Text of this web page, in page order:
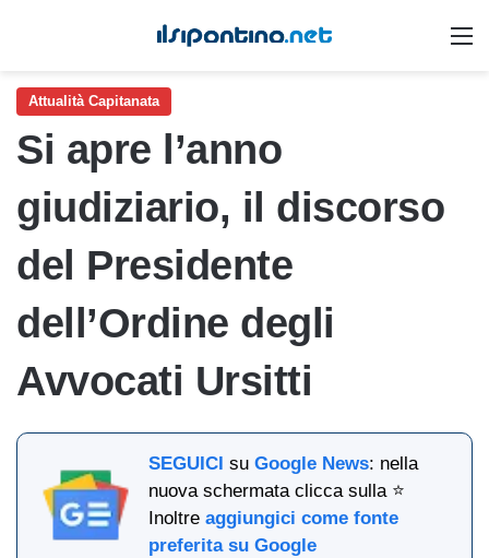
Attualità Capitanata
Si apre l’anno
giudiziario, il discorso
del Presidente
dell’Ordine degli
Avvocati Ursitti
SEGUICI suGoogle News: nella
nuova schermata clicca sulla ⭐
Inoltreaggiungici come fonte
preferita su Google